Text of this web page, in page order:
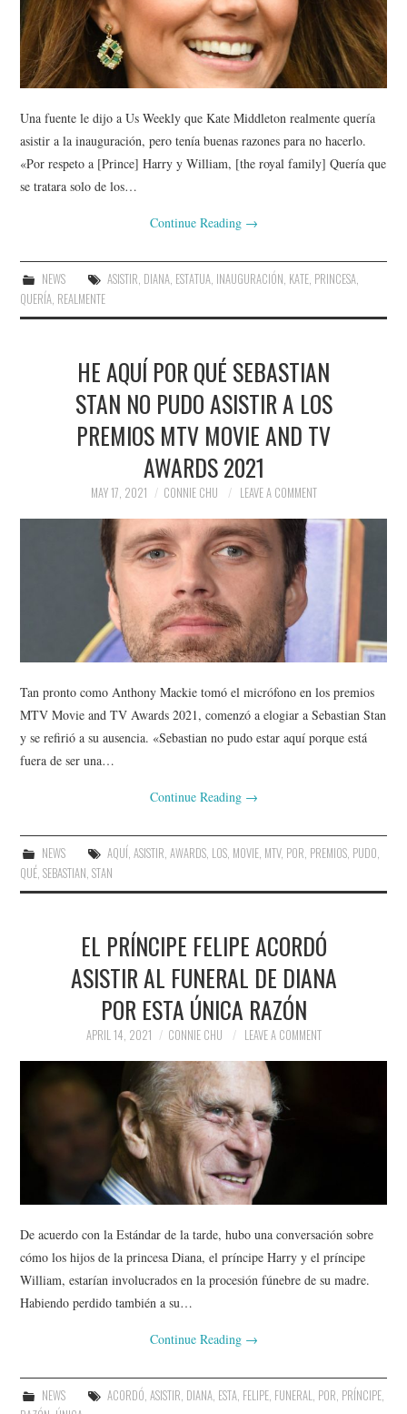
Una fuente le dijo a Us Weekly que Kate Middleton realmente quería
asistir a la inauguración, pero tenía buenas razones para no hacerlo.
«Por respeto a [Prince] Harry y William, [the royal family] Quería que
se tratara solo de los…
Continue Reading →
NEWS ASISTIR, DIANA, ESTATUA, INAUGURACIÓN, KATE, PRINCESA,
QUERÍA, REALMENTE
HE AQUÍ POR QUÉ SEBASTIAN
STAN NO PUDO ASISTIR A LOS
PREMIOS MTV MOVIE AND TV
AWARDS 2021
MAY 17, 2021 CONNIE CHU LEAVE A COMMENT
Tan pronto como Anthony Mackie tomó el micrófono en los premios
MTV Movie and TV Awards 2021, comenzó a elogiar a Sebastian Stan
y se refirió a su ausencia. «Sebastian no pudo estar aquí porque está
fuera de ser una…
Continue Reading →
NEWS AQUÍ, ASISTIR, AWARDS, LOS, MOVIE, MTV, POR, PREMIOS, PUDO,
QUÉ,SEBASTIAN,STAN
EL PRÍNCIPE FELIPE ACORDÓ
ASISTIR AL FUNERAL DE DIANA
POR ESTA ÚNICA RAZÓN
APRIL 14, 2021 CONNIE CHU LEAVE A COMMENT
De acuerdo con la Estándar de la tarde, hubo una conversación sobre
cómo los hijos de la princesa Diana, el príncipe Harry y el príncipe
William, estarían involucrados en la procesión fúnebre de su madre.
Habiendo perdido también a su…
Continue Reading →
NEWS ACORDÓ, ASISTIR, DIANA, ESTA, FELIPE, FUNERAL, POR, PRÍNCIPE,